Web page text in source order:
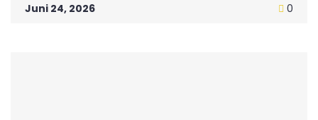
Juni 24, 2026 0